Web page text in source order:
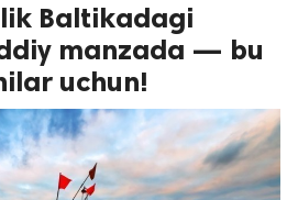
Baltikadagi
manzada — bu
uchun!